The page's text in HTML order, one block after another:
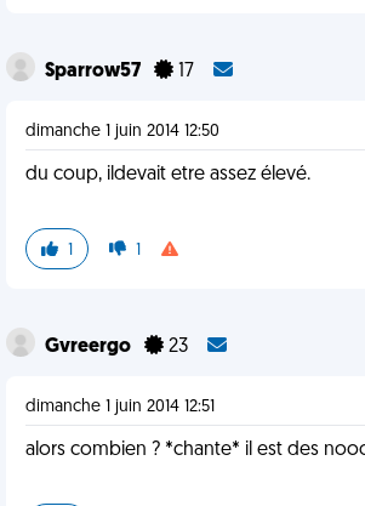
Sparrow57 17
dimanche 1 juin 2014 12:50
du coup, ildevait etre assez élevé.
1 1
Gvreergo 23
dimanche 1 juin 2014 12:51
alors combien ? *chante* il est des